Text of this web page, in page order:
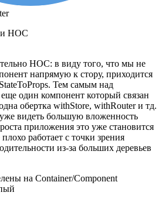
HOC
HOC: в виду того, что мы не
напрямую к стору, приходится
Тем самым над
один компонент который связан
обертка withStore, withRouter и тд.
видеть большую вложенность
приложения это уже становится
работает с точки зрения
из-за больших деревьев
на Container/Component